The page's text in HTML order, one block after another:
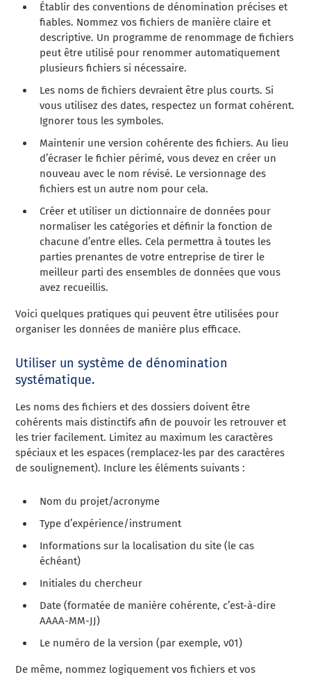
Établir des conventions de dénomination précises et
fiables. Nommez vos fichiers de manière claire et
descriptive. Un programme de renommage de fichiers
peut être utilisé pour renommer automatiquement
plusieurs fichiers si nécessaire.
Les noms de fichiers devraient être plus courts. Si
vous utilisez des dates, respectez un format cohérent.
Ignorer tous les symboles.
Maintenir une version cohérente des fichiers. Au lieu
d’écraser le fichier périmé, vous devez en créer un
nouveau avec le nom révisé. Le versionnage des
fichiers est un autre nom pour cela.
Créer et utiliser un dictionnaire de données pour
normaliser les catégories et définir la fonction de
chacune d’entre elles. Cela permettra à toutes les
parties prenantes de votre entreprise de tirer le
meilleur parti des ensembles de données que vous
avez recueillis.
Voici quelques pratiques qui peuvent être utilisées pour
organiser les données de manière plus efficace.
Utiliser un système de dénomination
systématique.
Les noms des fichiers et des dossiers doivent être
cohérents mais distinctifs afin de pouvoir les retrouver et
les trier facilement. Limitez au maximum les caractères
spéciaux et les espaces (remplacez-les par des caractères
de soulignement). Inclure les éléments suivants :
Nom du projet/acronyme
Type d’expérience/instrument
Informations sur la localisation du site (le cas
échéant)
Initiales du chercheur
Date (formatée de manière cohérente, c’est-à-dire
AAAA-MM-JJ)
Le numéro de la version (par exemple, v01)
De même, nommez logiquement vos fichiers et vos